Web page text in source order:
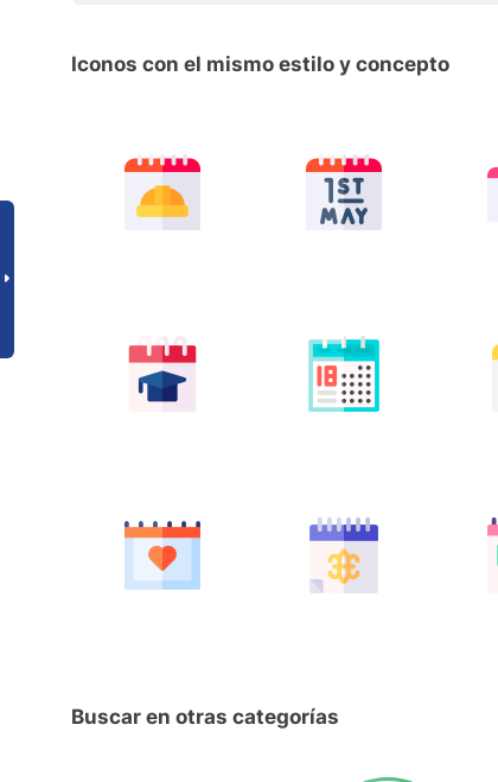
Iconos con el mismo estilo y concepto
Buscar en otras categorías